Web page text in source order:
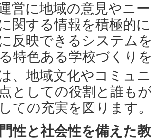
営に地域の意見やニ
関する情報を積極的
反映できるシステム
特色ある学校づくり
、地域文化やコミュ
としての役割と誰も
ての充実を図ります
門性と社会性を備えた